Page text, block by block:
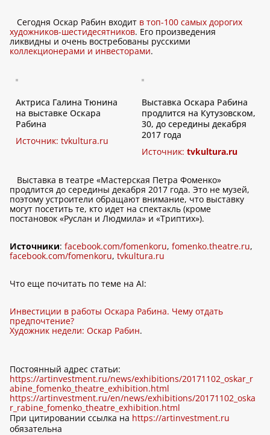
Сегодня Оскар Рабин входит в топ-100 самых дорогих
художников-шестидесятников. Его произведения
ликвидны и очень востребованы русскими
коллекционерами и инвесторами.
Актриса Галина Тюнина
на выставке Оскара
Рабина
Источник: tvkultura.ru
Выставка Оскара Рабина
продлится на Кутузовском,
30, до середины декабря
2017 года
Источник: tvkultura.ru
Выставка в театре «Мастерская Петра Фоменко»
продлится до середины декабря 2017 года. Это не музей,
поэтому устроители обращают внимание, что выставку
могут посетить те, кто идет на спектакль (кроме
постановок «Руслан и Людмила» и «Триптих»).
Источники: facebook.com/fomenkoru, fomenko.theatre.ru,
facebook.com/fomenkoru, tvkultura.ru
Что еще почитать по теме на AI:
Инвестиции в работы Оскара Рабина. Чему отдать
предпочтение?
Художник недели: Оскар Рабин.
Постоянный адрес статьи:
https://artinvestment.ru/news/exhibitions/20171102_oskar_r
abine_fomenko_theatre_exhibition.html
https://artinvestment.ru/en/news/exhibitions/20171102_oska
r_rabine_fomenko_theatre_exhibition.html
При цитировании ссылка на https://artinvestment.ru
обязательна